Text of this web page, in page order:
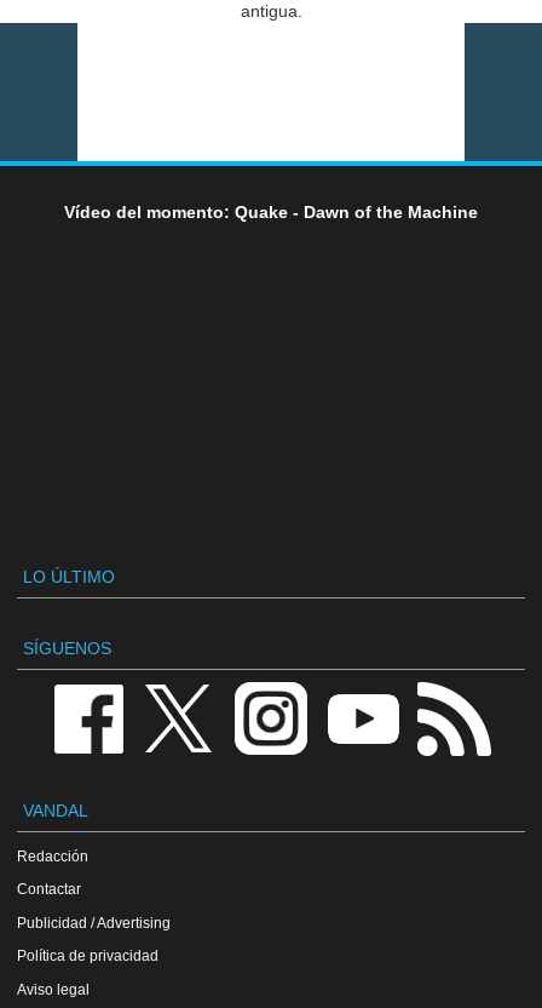
antigua.
Vídeo del momento: Quake - Dawn of the Machine
LO ÚLTIMO
SÍGUENOS
VANDAL
Redacción
Contactar
Publicidad / Advertising
Política de privacidad
Aviso legal